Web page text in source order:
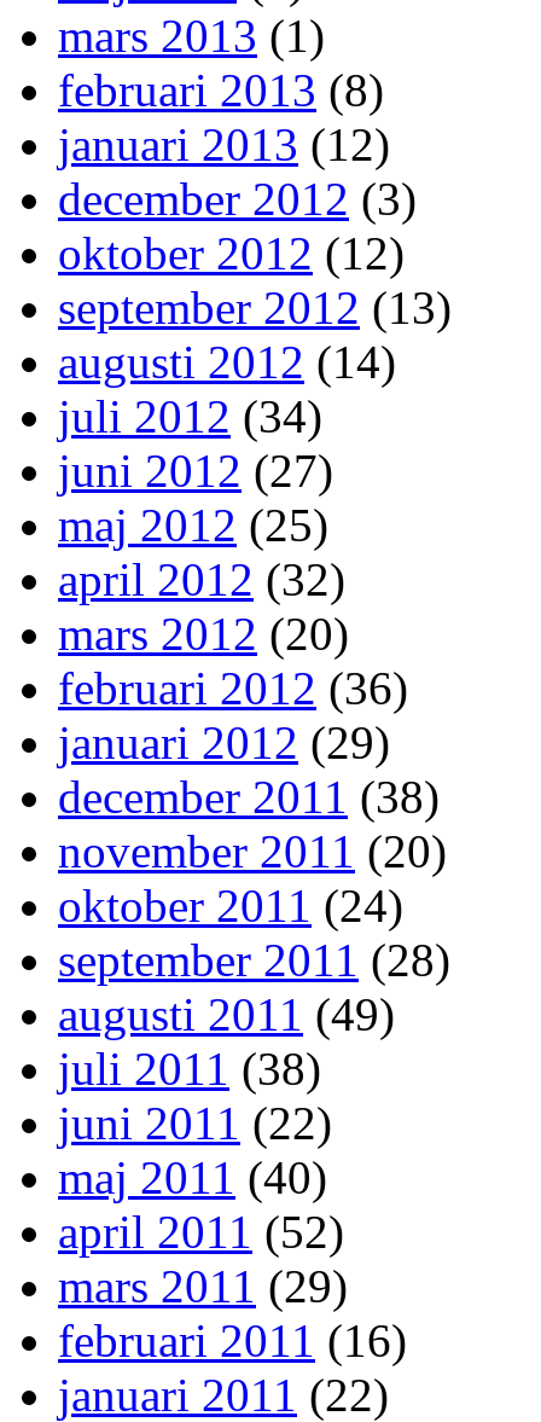
mars 2013 (1)
februari 2013 (8)
januari 2013 (12)
december 2012 (3)
oktober 2012 (12)
september 2012 (13)
augusti 2012 (14)
juli 2012 (34)
juni 2012 (27)
maj 2012 (25)
april 2012 (32)
mars 2012 (20)
februari 2012 (36)
januari 2012 (29)
december 2011 (38)
november 2011 (20)
oktober 2011 (24)
september 2011 (28)
augusti 2011 (49)
juli 2011 (38)
juni 2011 (22)
maj 2011 (40)
april 2011 (52)
mars 2011 (29)
februari 2011 (16)
januari 2011 (22)